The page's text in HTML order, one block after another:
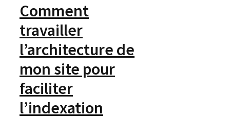
Comment
travailler
l’architecture de
mon site pour
faciliter
l’indexation